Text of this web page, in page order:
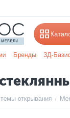
Бренды 3Д-Базис
открывания /